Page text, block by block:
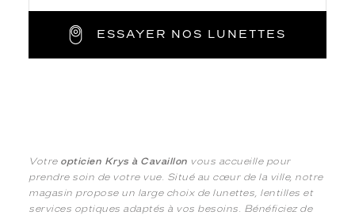
ESSAYER NOS LUNETTES
Votre opticien Krys à Cavaillon vous accueille pour
prendre soin de votre vue. Situé au cœur de la ville, notre
magasin propose un large choix de lunettes, lentilles et
services optiques adaptés à vos besoins. Bénéficiez de